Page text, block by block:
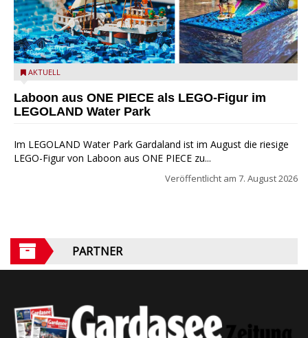
Laboon aus ONE PIECE als LEGO-Figur im LEGOLAND Water
AKTUELL
Laboon aus ONE PIECE als LEGO-Figur im
LEGOLAND Water Park
Im LEGOLAND Water Park Gardaland ist im August die riesige
LEGO-Figur von Laboon aus ONE PIECE zu...
Veröffentlicht am 7. August 2026
PARTNER